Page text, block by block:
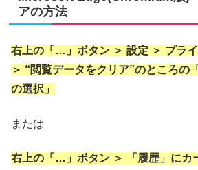
アの方法
右上の「…」ボタン ＞ 設定 ＞ プラ
＞ “閲覧データをクリア”のところの
の選択」
または
右上の「…」ボタン ＞ 「履歴」にカ